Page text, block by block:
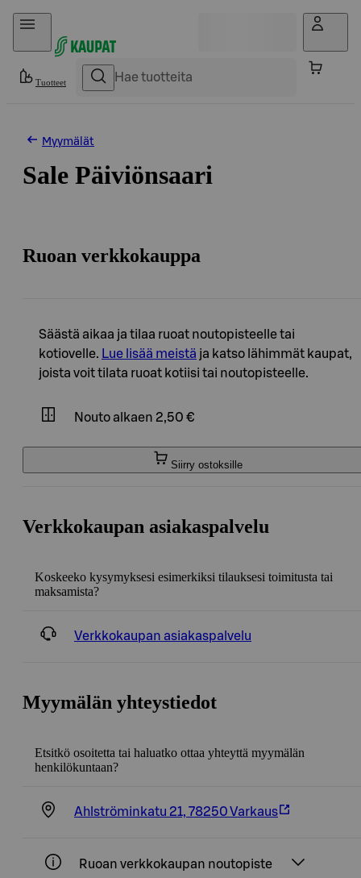
Hyppää sisältöön
Tuotteet
Myymälät
Sale Päiviönsaari
Ruoan verkkokauppa
Säästä aikaa ja tilaa ruoat noutopisteelle tai
kotiovelle. Lue lisää meistä ja katso lähimmät kaupat,
joista voit tilata ruoat kotiisi tai noutopisteelle.
Nouto alkaen 2,50 €
Siirry ostoksille
Verkkokaupan asiakaspalvelu
Koskeeko kysymyksesi esimerkiksi tilauksesi toimitusta tai
maksamista?
Verkkokaupan asiakaspalvelu
Myymälän yhteystiedot
Etsitkö osoitetta tai haluatko ottaa yhteyttä myymälän
henkilökuntaan?
Ahlströminkatu 21, 78250 Varkaus
Ruoan verkkokaupan noutopiste